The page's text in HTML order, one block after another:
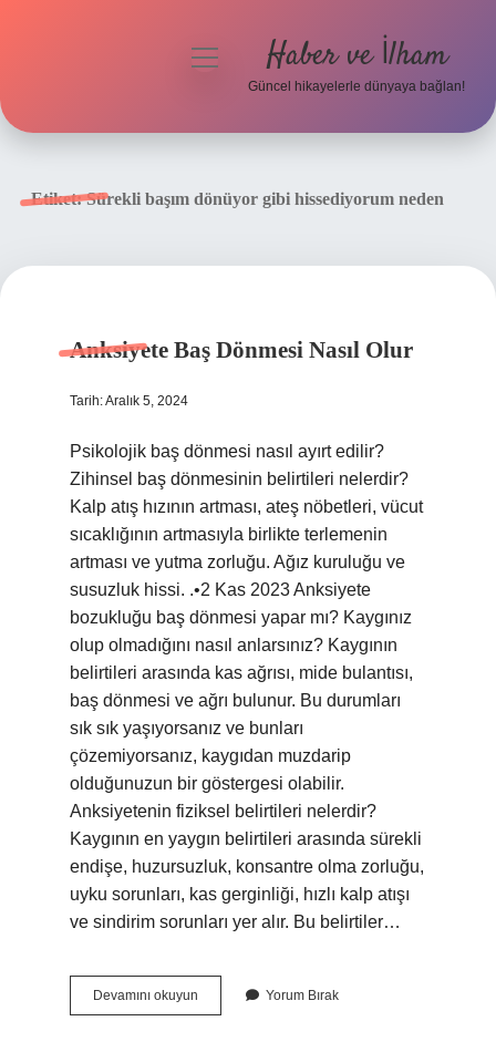
menüyü
Haber ve İlham
Güncel hikayelerle dünyaya bağlan!
Etiket:Sürekli başım dönüyor gibi hissediyorum neden
Anksiyete Baş Dönmesi Nasıl Olur
Tarih: Aralık 5, 2024
Psikolojik baş dönmesi nasıl ayırt edilir?
Zihinsel baş dönmesinin belirtileri nelerdir?
Kalp atış hızının artması, ateş nöbetleri, vücut
sıcaklığının artmasıyla birlikte terlemenin
artması ve yutma zorluğu. Ağız kuruluğu ve
susuzluk hissi. .•2 Kas 2023 Anksiyete
bozukluğu baş dönmesi yapar mı? Kaygınız
olup olmadığını nasıl anlarsınız? Kaygının
belirtileri arasında kas ağrısı, mide bulantısı,
baş dönmesi ve ağrı bulunur. Bu durumları
sık sık yaşıyorsanız ve bunları
çözemiyorsanız, kaygıdan muzdarip
olduğunuzun bir göstergesi olabilir.
Anksiyetenin fiziksel belirtileri nelerdir?
Kaygının en yaygın belirtileri arasında sürekli
endişe, huzursuzluk, konsantre olma zorluğu,
uyku sorunları, kas gerginliği, hızlı kalp atışı
ve sindirim sorunları yer alır. Bu belirtiler…
Devamını okuyun Anksiyete
Baş
Yorum Bırak